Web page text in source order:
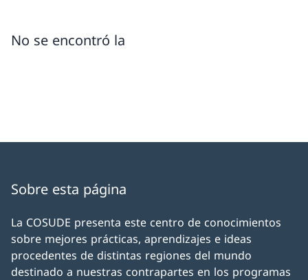
No se encontró la
Sobre esta página
La COSUDE presenta este centro de conocimientos
sobre mejores prácticas, aprendizajes e ideas
procedentes de distintas regiones del mundo
destinado a nuestras contrapartes en los programas